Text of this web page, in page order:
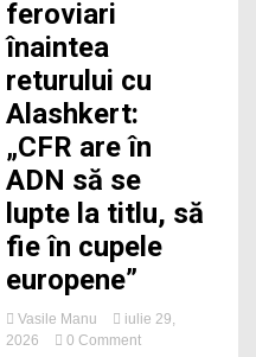
feroviari
înaintea
returului cu
Alashkert:
„CFR are în
ADN să se
lupte la titlu, să
fie în cupele
europene”
Vasile Manu
iulie 29,
2026
0 Commenton